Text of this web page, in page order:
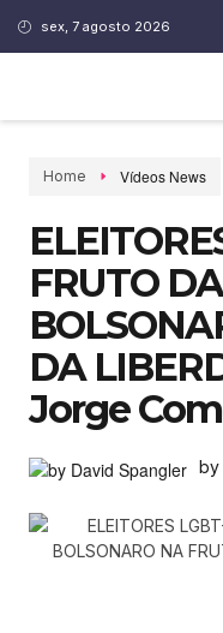
sex, 7 agosto 2026
Home Vídeos News
FRUTO
DA
Jorge
by